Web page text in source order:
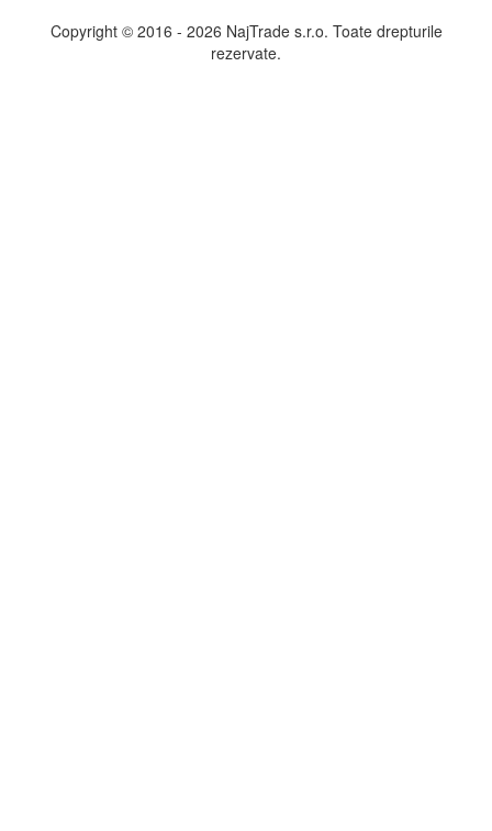
Copyright © 2016 - 2026 NajTrade s.r.o. Toate drepturile
rezervate.